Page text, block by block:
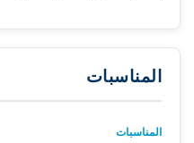
المناسبات
المناسبات